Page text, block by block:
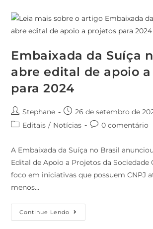
Embaixada da Suíça
abre edital de apoio
para 2024
Stephane
26 de setembro de
Editais / Notícias 0 comentário
A Embaixada da Suíça no Brasil
Edital de Apoio a Projetos da Sociedade
foco em iniciativas que possuem CNPJ
menos…
Continue Lendo